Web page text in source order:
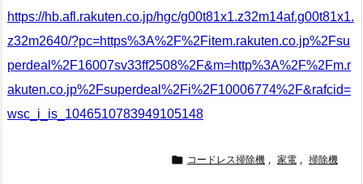
https://hb.afl.rakuten.co.jp/hgc/g00t81x1.z32m14af.g00t81x1.
z32m2640/?pc=https%3A%2F%2Fitem.rakuten.co.jp%2Fsu
perdeal%2F16007sv33ff2508%2F&m=http%3A%2F%2Fm.r
akuten.co.jp%2Fsuperdeal%2Fi%2F10006774%2F&rafcid=
wsc_i_is_1046510783949105148
 コードレス掃除機 , 家電 , 掃除機